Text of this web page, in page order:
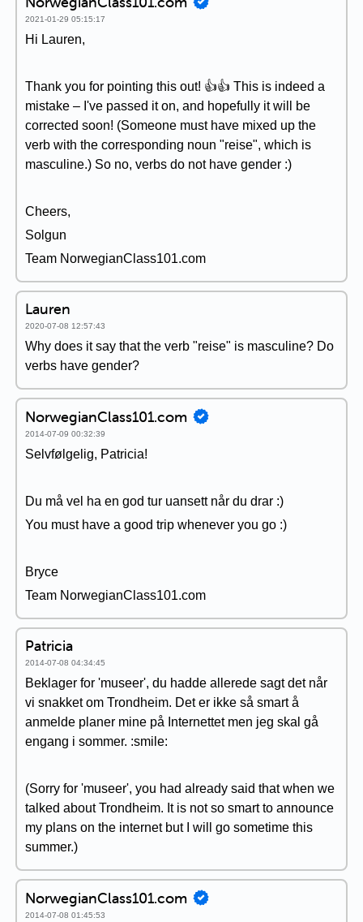
2021-01-29 05:15:17
Hi Lauren,
Thank you for pointing this out! 👍👍 This is indeed a
mistake – I've passed it on, and hopefully it will be
corrected soon! (Someone must have mixed up the
verb with the corresponding noun "reise", which is
masculine.) So no, verbs do not have gender :)
Cheers,
Solgun
Team NorwegianClass101.com
Lauren
2020-07-08 12:57:43
Why does it say that the verb "reise" is masculine? Do
verbs have gender?
NorwegianClass101.com
2014-07-09 00:32:39
Selvfølgelig, Patricia!
Du må vel ha en god tur uansett når du drar :)
You must have a good trip whenever you go :)
Bryce
Team NorwegianClass101.com
Patricia
2014-07-08 04:34:45
Beklager for 'museer', du hadde allerede sagt det når
vi snakket om Trondheim. Det er ikke så smart å
anmelde planer mine på Internettet men jeg skal gå
engang i sommer. :smile:
(Sorry for 'museer', you had already said that when we
talked about Trondheim. It is not so smart to announce
my plans on the internet but I will go sometime this
summer.)
NorwegianClass101.com
2014-07-08 01:45:53